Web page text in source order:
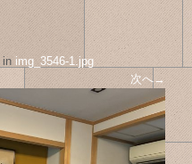
in img_3546-1.jpg
次へ→